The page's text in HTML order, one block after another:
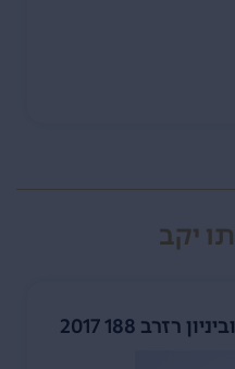
יקב
188 2017